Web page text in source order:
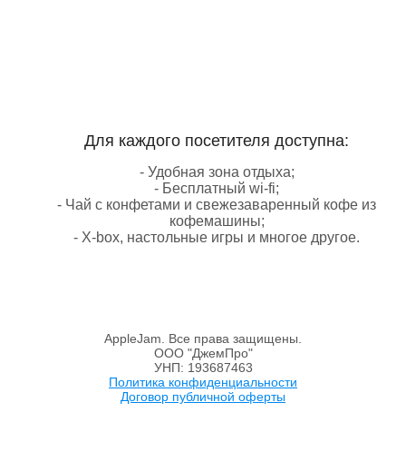
Для каждого посетителя доступна:
- Удобная зона отдыха;
- Бесплатный wi-fi;
- Чай с конфетами и свежезаваренный кофе из
кофемашины;
- X-box, настольные игры и многое другое.
AppleJam. Все права защищены.
ООО "ДжемПро"
УНП: 193687463
Политика конфиденциальности
Договор публичной оферты